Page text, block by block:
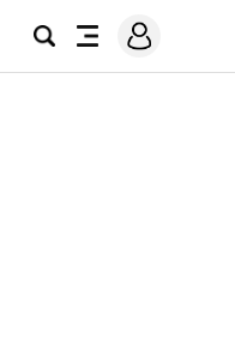
검
전
메
그